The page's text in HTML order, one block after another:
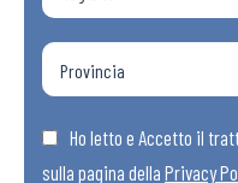
Ho letto e Accetto il
sulla pagina della Privacy